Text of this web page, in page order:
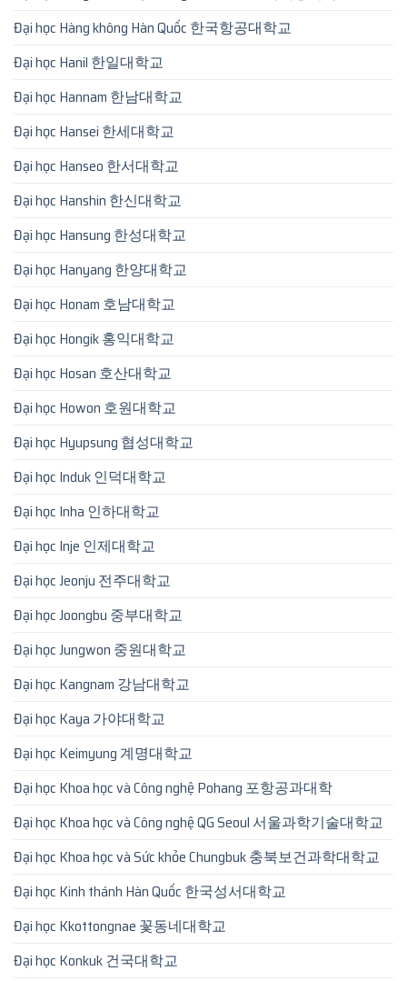
Đại học Hàng không Hàn Quốc 한국항공대학교
Đại học Hanil 한일대학교
Đại học Hannam 한남대학교
Đại học Hansei 한세대학교
Đại học Hanseo 한서대학교
Đại học Hanshin 한신대학교
Đại học Hansung 한성대학교
Đại học Hanyang 한양대학교
Đại học Honam 호남대학교
Đại học Hongik 홍익대학교
Đại học Hosan 호산대학교
Đại học Howon 호원대학교
Đại học Hyupsung 협성대학교
Đại học Induk 인덕대학교
Đại học Inha 인하대학교
Đại học Inje 인제대학교
Đại học Jeonju 전주대학교
Đại học Joongbu 중부대학교
Đại học Jungwon 중원대학교
Đại học Kangnam 강남대학교
Đại học Kaya 가야대학교
Đại học Keimyung 계명대학교
Đại học Khoa học và Công nghệ Pohang 포항공과대학
Đại học Khoa học và Công nghệ QG Seoul 서울과학기술대학교
Đại học Khoa học và Sức khỏe Chungbuk 충북보건과학대학교
Đại học Kinh thánh Hàn Quốc 한국성서대학교
Đại học Kkottongnae 꽃동네대학교
Đại học Konkuk 건국대학교